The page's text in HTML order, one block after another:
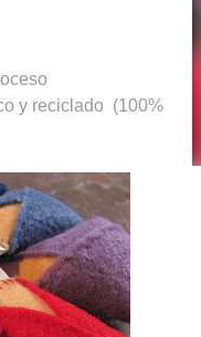
y reciclado (100%